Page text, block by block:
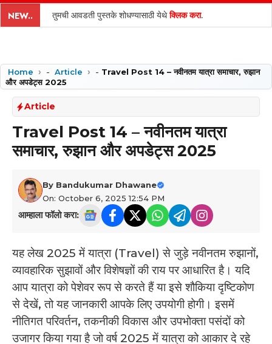
content
NEW.. तुमची आवडती पुस्तके शोधण्यासाठी येथेक्लिक करा.
Home - Article - Travel Post 14 – नवीनतम यात्रा समाचार, रुझान
और अपडेट्स 2025
Article
Travel Post 14 – नवीनतम यात्रा
समाचार, रुझान और अपडेट्स 2025
By Bandukumar Dhawane
On: October 6, 2025 12:54 PM
आम्हाला फॉलो करा:
यह लेख 2025 में यात्रा (Travel) से जुड़े नवीनतम रुझानों,
व्यावहारिक सुझावों और विशेषज्ञों की राय पर आधारित है। यदि
आप यात्रा को पेशेवर रूप से करते हैं या इसे शौकिया दृष्टिकोण
से देखें, तो यह जानकारी आपके लिए उपयोगी होगी। इसमें
नीतिगत परिवर्तन, तकनीकी विकास और उपभोक्ता पसंदों को
उजागर किया गया है जो वर्ष 2025 में यात्रा को आकार दे रहे